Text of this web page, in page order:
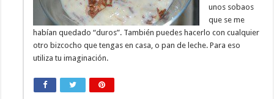
unos sobaos
que se me
habían quedado “duros”. También puedes hacerlo con cualquier
otro bizcocho que tengas en casa, o pan de leche. Para eso
utiliza tu imaginación.